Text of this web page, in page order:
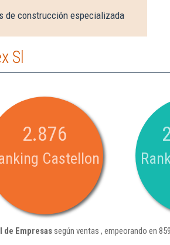
de construcción especializada
Sl
2.876
Castellon
de Empresassegún ventas , empeorando en